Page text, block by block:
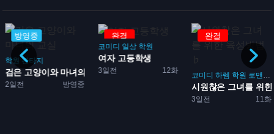
방영중
학원 판타지
2일전 방영중
검은 고양이와 마녀의 교실
완결
코미디 일상 학원
3일전 12화
여자 고등학생
완결
코미디 하렘 학원 로맨스
3일전 11화
시원찮은 그녀를 위